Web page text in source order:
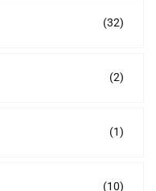
(32)
(2)
(1)
(10)